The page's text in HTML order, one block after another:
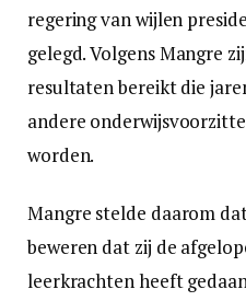
regering van wijlen
gelegd. Volgens Mangre
resultaten bereikt die
andere
worden.
Mangre stelde daarom
beweren dat zij de
leerkrachten heeft